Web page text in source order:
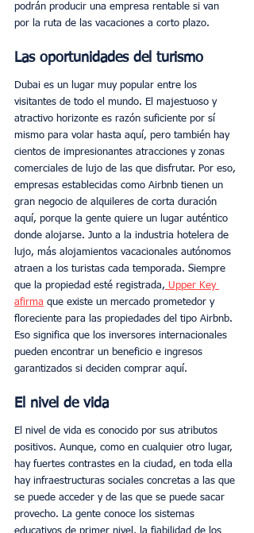
podrán producir una empresa rentable si van
por la ruta de las vacaciones a corto plazo.
Las oportunidades del turismo
Dubai es un lugar muy popular entre los
visitantes de todo el mundo. El majestuoso y
atractivo horizonte es razón suficiente por sí
mismo para volar hasta aquí, pero también hay
cientos de impresionantes atracciones y zonas
comerciales de lujo de las que disfrutar. Por eso,
empresas establecidas como Airbnb tienen un
gran negocio de alquileres de corta duración
aquí, porque la gente quiere un lugar auténtico
donde alojarse. Junto a la industria hotelera de
lujo, más alojamientos vacacionales autónomos
atraen a los turistas cada temporada. Siempre
que la propiedad esté registrada, Upper Key
afirma que existe un mercado prometedor y
floreciente para las propiedades del tipo Airbnb.
Eso significa que los inversores internacionales
pueden encontrar un beneficio e ingresos
garantizados si deciden comprar aquí.
El nivel de vida
El nivel de vida es conocido por sus atributos
positivos. Aunque, como en cualquier otro lugar,
hay fuertes contrastes en la ciudad, en toda ella
hay infraestructuras sociales concretas a las que
se puede acceder y de las que se puede sacar
provecho. La gente conoce los sistemas
educativos de primer nivel, la fiabilidad de los